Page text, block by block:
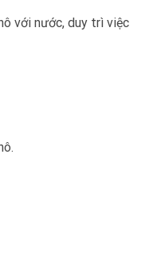
với nước, duy trì việc